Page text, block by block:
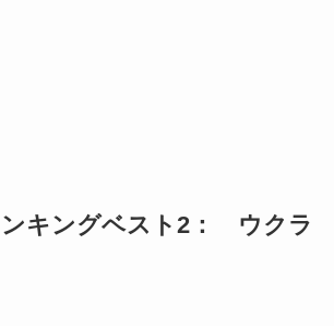
ンキングベスト2： ウクラ